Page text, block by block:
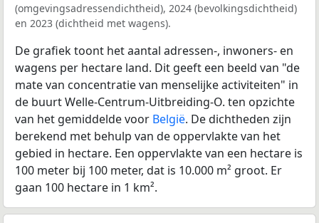
(omgevingsadressendichtheid), 2024 (bevolkingsdichtheid)
en 2023 (dichtheid met wagens).
De grafiek toont het aantal adressen-, inwoners- en
wagens per hectare land. Dit geeft een beeld van "de
mate van concentratie van menselijke activiteiten" in
de buurt Welle-Centrum-Uitbreiding-O. ten opzichte
van het gemiddelde voor België. De dichtheden zijn
berekend met behulp van de oppervlakte van het
gebied in hectare. Een oppervlakte van een hectare is
100 meter bij 100 meter, dat is 10.000 m² groot. Er
gaan 100 hectare in 1 km².